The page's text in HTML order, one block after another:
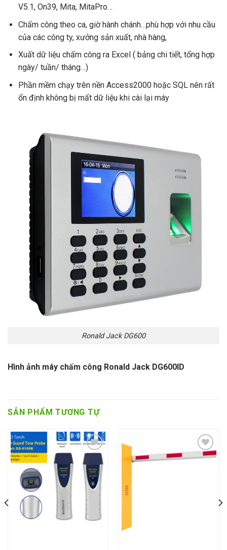
V5.1, On39, Mita, MitaPro…
Chấm công theo ca, giờ hành chánh…phù hợp với nhu cầu
của các công ty, xưởng sản xuất, nhà hàng,
Xuất dữ liệu chấm công ra Excel ( bảng chi tiết, tổng hợp
ngày/ tuần/ tháng…)
Phần mềm chạy trên nền Access2000 hoặc SQL nên rất
ổn định không bị mất dữ liệu khi cài lại máy
Ronald Jack DG600
Hình ảnh máy chấm công Ronald Jack DG600ID
SẢN PHẨM TƯƠNG TỰ
Add to wishlist